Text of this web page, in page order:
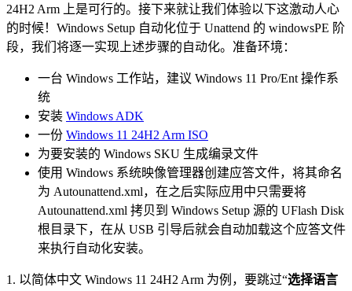
24H2 Arm 上是可行的。接下来就让我们体验以下这激动人心
的时候！Windows Setup 自动化位于 Unattend 的 windowsPE 阶
段，我们将逐一实现上述步骤的自动化。准备环境：
一台 Windows 工作站，建议 Windows 11 Pro/Ent 操作系
统
安装 Windows ADK
一份 Windows 11 24H2 Arm ISO
为要安装的 Windows SKU 生成编录文件
使用 Windows 系统映像管理器创建应答文件，将其命名
为 Autounattend.xml，在之后实际应用中只需要将
Autounattend.xml 拷贝到 Windows Setup 源的 UFlash Disk
根目录下，在从 USB 引导后就会自动加载这个应答文件
来执行自动化安装。
1. 以简体中文 Windows 11 24H2 Arm 为例，要跳过“选择语言